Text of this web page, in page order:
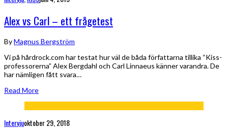
Alex vs Carl – ett frågetest
ByMagnus Bergström
Vi på hårdrock.com har testat hur väl de båda författarna tillika “Kiss-
professorerna” Alex Bergdahl och Carl Linnaeus känner varandra. De
har nämligen fått svara…
Read More
Intervjuoktober 29, 2018